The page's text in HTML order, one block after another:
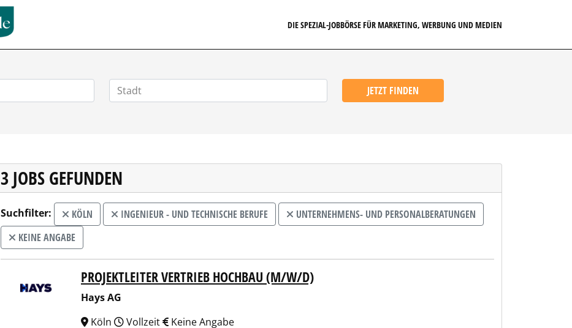
DIE SPEZIAL-JOBBÖRSE FÜR MARKETING, WERBUNG UND MEDIEN
JETZT FINDEN
3 JOBS GEFUNDEN
Suchfilter: KÖLN INGENIEUR - UND TECHNISCHE BERUFE
UNTERNEHMENS- UND PERSONALBERATUNGEN
KEINE ANGABE
PROJEKTLEITER VERTRIEB HOCHBAU (M/W/D)
Hays AG
Köln
Vollzeit Keine Angabe